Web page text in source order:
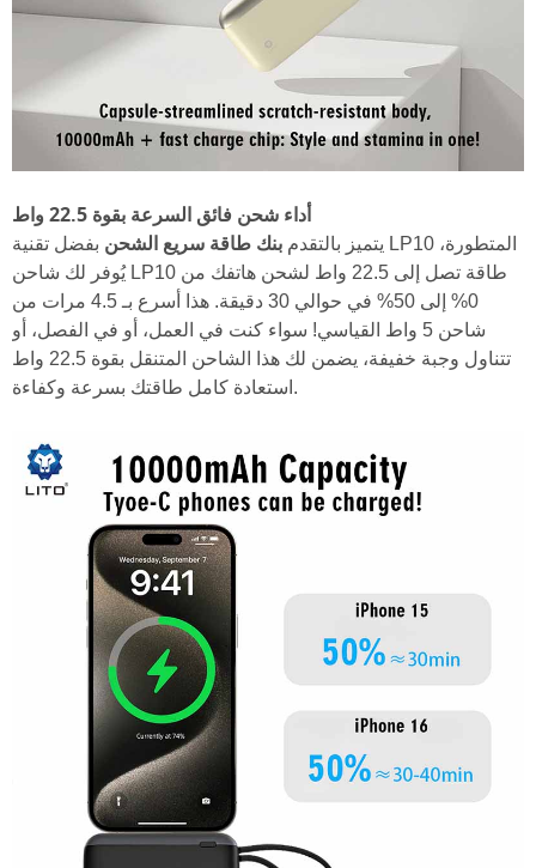
أداء شحن فائق السرعة بقوة 22.5 واط
يتميز بالتقدم بنك طاقة سريع الشحن بفضل تقنية LP10 المتطورة،
يُوفر لك شاحن LP10 طاقة تصل إلى 22.5 واط لشحن هاتفك من
0% إلى 50% في حوالي 30 دقيقة. هذا أسرع بـ 4.5 مرات من
شاحن 5 واط القياسي! سواء كنت في العمل، أو في الفصل، أو
تتناول وجبة خفيفة، يضمن لك هذا الشاحن المتنقل بقوة 22.5 واط
استعادة كامل طاقتك بسرعة وكفاءة.